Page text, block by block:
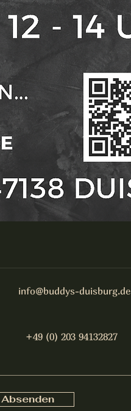
info@buddys-duisburg.de
+49 (0) 203 94132827
Absenden